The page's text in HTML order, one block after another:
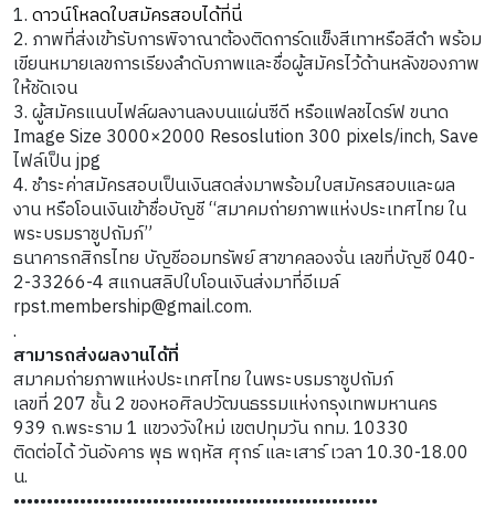
1.ดาวน์โหลดใบสมัครสอบได้ที่นี่
2. ภาพที่ส่งเข้ารับการพิจาณาต้องติดการ์ดแข็งสีเทาหรือสีดำ พร้อม
เขียนหมายเลขการเรียงลำดับภาพและชื่อผู้สมัครไว้ด้านหลังของภาพ
ให้ชัดเจน
3. ผู้สมัครแนบไฟล์ผลงานลงบนแผ่นซีดี หรือแฟลชไดร์ฟ ขนาด
Image Size 3000×2000 Resoslution 300 pixels/inch, Save
ไฟล์เป็น jpg
4. ชำระค่าสมัครสอบเป็นเงินสดส่งมาพร้อมใบสมัครสอบและผล
งาน หรือโอนเงินเข้าชื่อบัญชี “สมาคมถ่ายภาพแห่งประเทศไทย ใน
พระบรมราชูปถัมภ์”
ธนาคารกสิกรไทย บัญชีออมทรัพย์ สาขาคลองจั่น เลขที่บัญชี 040-
2-33266-4สแกนสลิปใบโอนเงินส่งมาที่อีเมล์
rpst.membership@gmail.com.
.
สามารถส่งผลงานได้ที่
สมาคมถ่ายภาพแห่งประเทศไทย ในพระบรมราชูปถัมภ์
เลขที่ 207 ชั้น 2 ของหอศิลปวัฒนธรรมแห่งกรุงเทพมหานคร
939 ถ.พระราม 1 แขวงวังใหม่ เขตปทุมวัน กทม. 10330
ติดต่อได้ วันอังคาร พุธ พฤหัส ศุกร์ และเสาร์ เวลา 10.30-18.00
น.
•••••••••••••••••••••••••••••••••••••••••••••••••••••••